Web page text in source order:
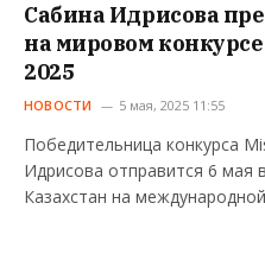
Сабина Идрисова
на мировом
2025
НОВОСТИ 5 мая, 2025 11:55
Победительница конкурса
Идрисова отправится 6 мая
Казахстан на